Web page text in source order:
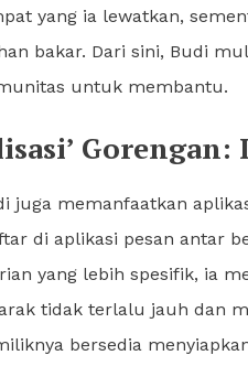
yang ia lewatkan,
bakar. Dari sini, Budi
untuk membantu.
juga memanfaatkan
di aplikasi pesan antar
yang lebih spesifik, ia
tidak terlalu jauh dan
bersedia